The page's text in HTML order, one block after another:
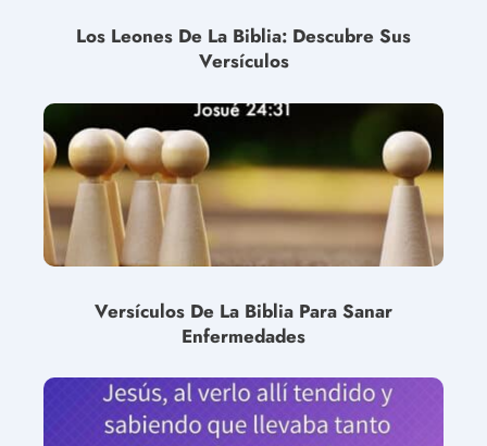
Los Leones De La Biblia: Descubre Sus
Versículos
Versículos De La Biblia Para Sanar
Enfermedades